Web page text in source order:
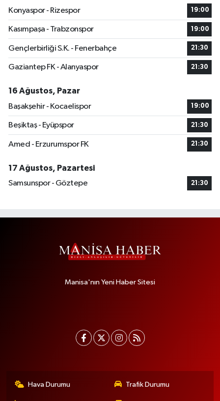
Konyaspor - Rizespor
19:00
Kasımpaşa - Trabzonspor 19:00
Gençlerbirliği S.K. - Fenerbahçe 21:30
Gaziantep FK - Alanyaspor 21:30
16 Ağustos, Pazar
Başakşehir - Kocaelispor
19:00
Beşiktaş - Eyüpspor 21:30
Amed - Erzurumspor FK 21:30
17 Ağustos, Pazartesi
Samsunspor - Göztepe
21:30
Manisa'nın Yeni Haber Sitesi
Hava Durumu Trafik Durumu